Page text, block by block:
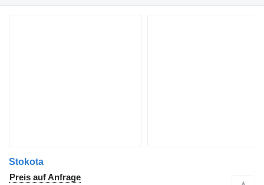
Stokota
Preis auf Anfrage